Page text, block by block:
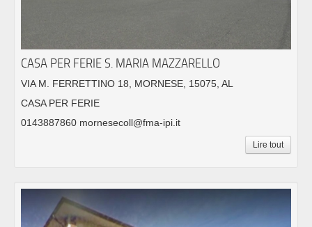
CASA PER FERIE S. MARIA MAZZARELLO
VIA M. FERRETTINO 18, MORNESE, 15075, AL
CASA PER FERIE
0143887860 mornesecoll@fma-ipi.it
Lire tout